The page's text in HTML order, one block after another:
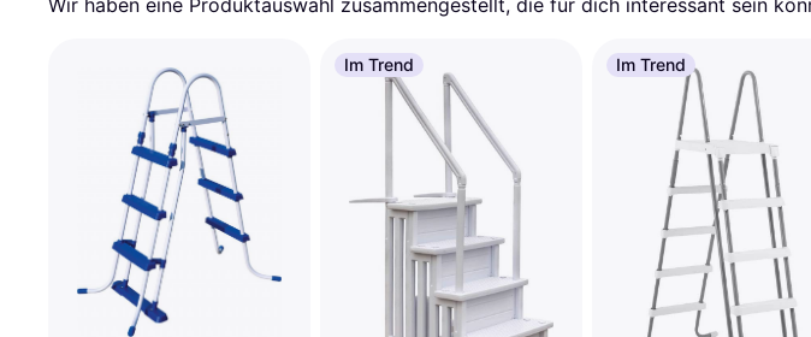
Wir haben eine Produktauswahl zusammengestellt, die für dich interessant sein
Im Trend Im Trend